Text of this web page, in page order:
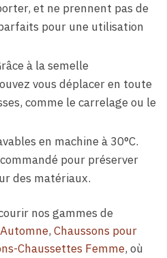
et ne prennent pas de
pour une utilisation
à la semelle
vous déplacer en toute
comme le carrelage ou le
en machine à 30°C.
pour préserver
des matériaux.
nos gammes de
, Chaussons pour
Chaussettes Femme, où